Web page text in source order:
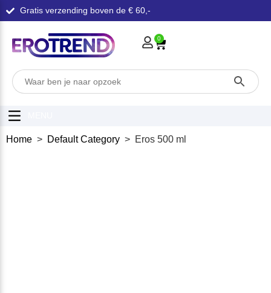
Gratis verzending boven de € 60,-
0
Home > Default Category > Eros 500 ml